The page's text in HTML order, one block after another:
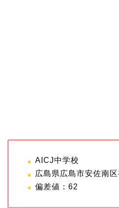
AICJ中学校
広島県広島市安佐南
偏差値：62